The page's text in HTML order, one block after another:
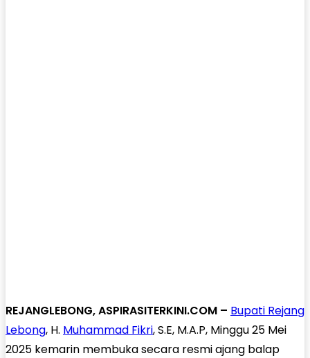
REJANGLEBONG, ASPIRASITERKINI.COM – Bupati Rejang
Lebong, H. Muhammad Fikri, S.E, M.A.P, Minggu 25 Mei
2025 kemarin membuka secara resmi ajang balap